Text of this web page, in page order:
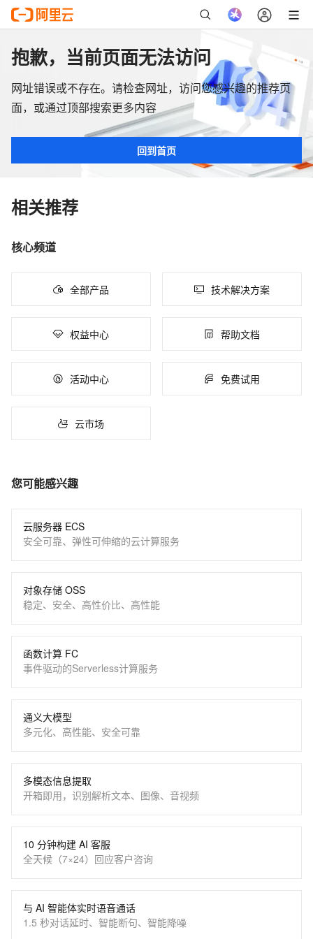
抱歉，当前页面无法访问
网址错误或不存在。请检查网址，访问您感兴趣的推荐页
面，或通过顶部搜索更多内容
回到首页
相关推荐
核心频道
全部产品 技术解决方案
权益中心 帮助文档
活动中心 免费试用
云市场
您可能感兴趣
云服务器 ECS
安全可靠、弹性可伸缩的云计算服务
对象存储 OSS
稳定、安全、高性价比、高性能
函数计算 FC
事件驱动的Serverless计算服务
通义大模型
多元化、高性能、安全可靠
多模态信息提取
开箱即用，识别解析文本、图像、音视频
10 分钟构建 AI 客服
全天候（7×24）回应客户咨询
与 AI 智能体实时语音通话
1.5 秒对话延时、智能断句、智能降噪